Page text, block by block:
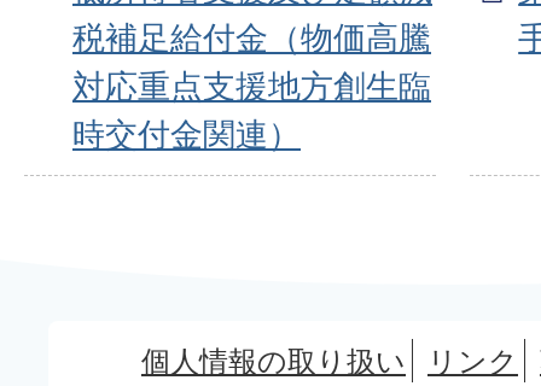
税補足給付金（物価高騰
対応重点支援地方創生臨
時交付金関連）
個人情報の取り扱い リンク